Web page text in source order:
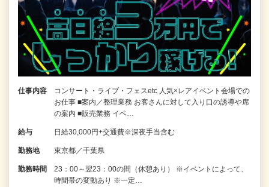
仕事内容
コンサート・ライブ・フェスetc 人気×レアイベント会場での
お仕事 ■案内／整理業務 お客さんに対して入り口の誘導や席
の案内 ■販売業務 イベ…
給与 日給30,000円+交通費※深夜手当含む
勤務地 東京都／千葉県
勤務時間
23：00～翌23：00の間（休憩あり） ※イベントによって、
時間帯の変動あり ※一定…